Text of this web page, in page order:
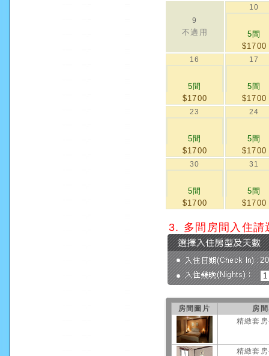
9
不適用
10
5間
$1700
16
5間
$1700
17
5間
$1700
23
5間
$1700
24
5間
$1700
30
5間
$1700
31
5間
$1700
3. 多間房間入住請
房間圖片
房
精緻套
精緻套